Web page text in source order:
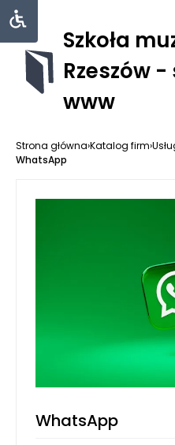
Szkoła
Rzeszów
www
Strona główna›Katalog firm›
WhatsApp
WhatsApp